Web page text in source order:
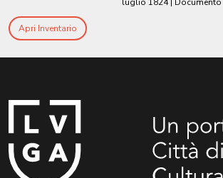
Apri Inventario